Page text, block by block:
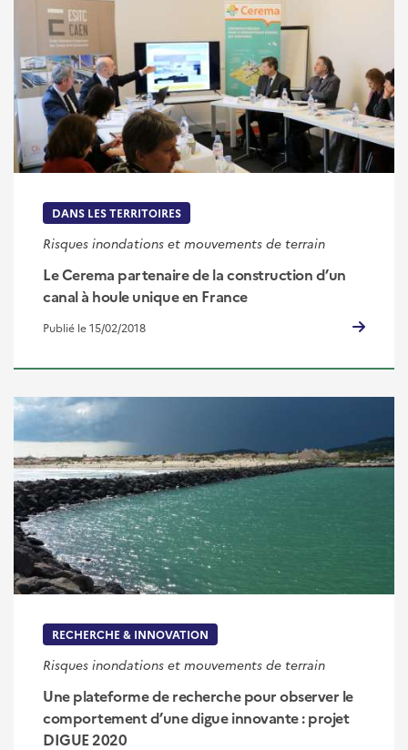
DANS LES TERRITOIRES
Risques inondations et mouvements de terrain
Le Cerema partenaire de la construction d’un
canal à houle unique en France
Publié le 15/02/2018
RECHERCHE & INNOVATION
Risques inondations et mouvements de terrain
Une plateforme de recherche pour observer le
comportement d’une digue innovante : projet
DIGUE 2020